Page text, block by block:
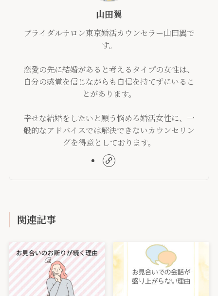
山田翼
ブライダルサロン東京婚活カウンセラー山田翼で
す。
恋愛の先に結婚があると考えるタイプの女性は、
自分の感覚を信じながらも自信を持てずにいるこ
とがあります。
幸せな結婚をしたいと願う悩める婚活女性に、一
般的なアドバイスでは解決できないカウンセリン
グを得意としております。
関連記事